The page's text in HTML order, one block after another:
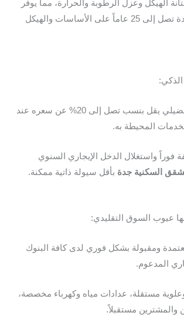
الهيكل وعزل الرطوبة والحرارة، مما يوفر
في فواتير الطاقة ويحمي محفظتك مستقبلاً من مصاريف الصيانة المرهقة. نحن نرسخ هذه الثقة بتقديم ضمانات ممتدة تصل إلى 25 عاماً على الأساسات والهيكل
الذكي:
شراء العقار بالتقسيط خلال مراحل التطوير الأولى يتيح لك الحصول عليه بسعر تفضيلي يقل بنسب تصل إلى 20% عن سعره عند
المحيطة به.
فوراً واستغلال الدخل الإيجاري السنوي
السكنية جدة بأقل سيولة ذاتية ممكنة.
عيوب السوق التقليدي:
ومقبولة بشكل فوري لدى كافة البنوك
المدعوم.
مستقلة، عدادات مياه وكهرباء مخصصة،
والمشترين مستقبلاً.